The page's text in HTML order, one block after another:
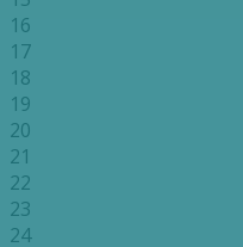
16
17
18
19
20
21
22
23
24